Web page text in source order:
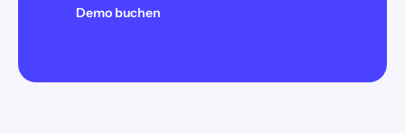
Demo buchen